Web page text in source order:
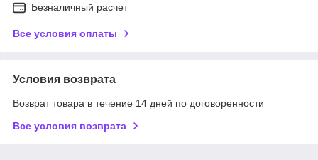
Безналичный расчет
Все условия оплаты
Условия возврата
Возврат товара в течение 14 дней по договоренности
Все условия возврата